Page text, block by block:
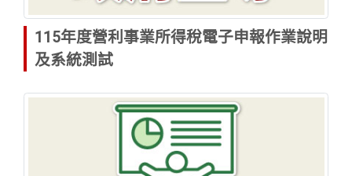
115年度營利事業所得稅電子申報作業說明
及系統測試